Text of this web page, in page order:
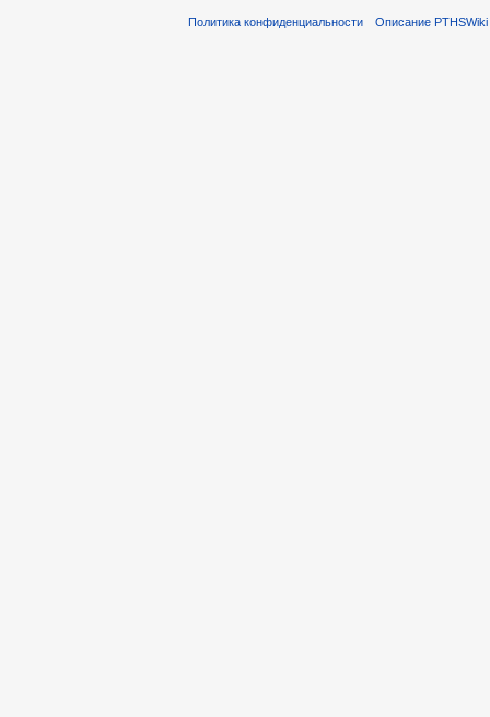
Политика конфиденциальности Описание PTHSWiki